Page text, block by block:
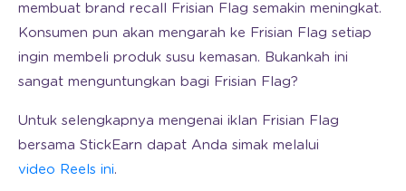
membuat brand recall Frisian Flag semakin meningkat.
Konsumen pun akan mengarah ke Frisian Flag setiap
ingin membeli produk susu kemasan. Bukankah ini
sangat menguntungkan bagi Frisian Flag?
Untuk selengkapnya mengenai iklan Frisian Flag
bersama StickEarn dapat Anda simak melalui
video Reels ini.